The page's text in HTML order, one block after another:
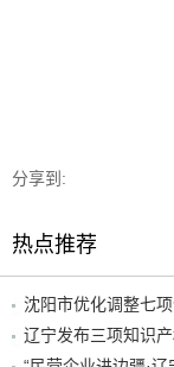
分享到:
热点推荐
沈阳市优化调整七
辽宁发布三项知识产